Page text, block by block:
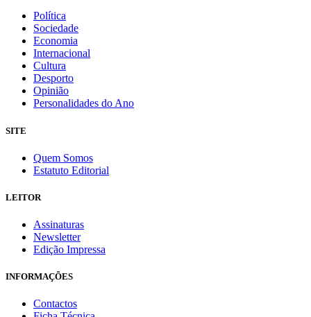
Política
Sociedade
Economia
Internacional
Cultura
Desporto
Opinião
Personalidades do Ano
SITE
Quem Somos
Estatuto Editorial
LEITOR
Assinaturas
Newsletter
Edição Impressa
INFORMAÇÕES
Contactos